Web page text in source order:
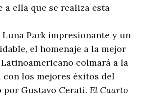
a ella que se realiza esta
Luna Park impresionante y un
el homenaje a la mejor
Latinoamericano colmará a la
los mejores éxitos del
por Gustavo Cerati.El Cuarto